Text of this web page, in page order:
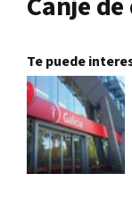
Canje
Te puede